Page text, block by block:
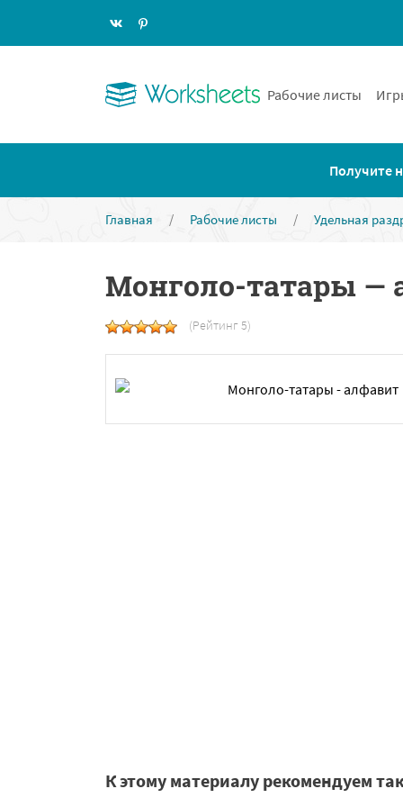
Рабочие листы
Получите
Главная / Рабочие листы / Удельная
Монголо-татары —
(Рейтинг 5)
К этому материалу рекомендуем